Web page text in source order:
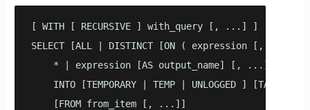
[ WITH [ RECURSIVE ] with_query [, ...] ]
SELECT [ALL | DISTINCT [ON ( expression [, ...]
    * | expression [AS output_name] [, ...]
INTO [TEMPORARY | TEMP | UNLOGGED ] [TABLE]
    [FROM from_item [, ...]]